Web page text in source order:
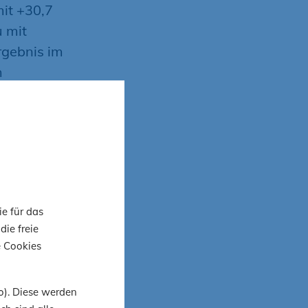
für das
freie
Diese werden
+30,7
mit
im
50
der